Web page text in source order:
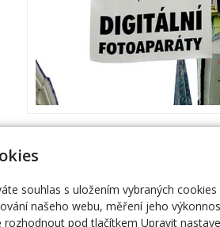
souhlas s uložením vybraných
našeho webu, měření jeho
pod tlačítkem Upravit